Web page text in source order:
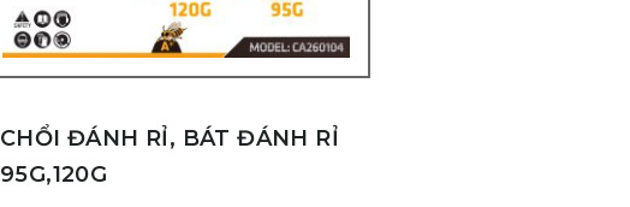
CHỔI ĐÁNH RỈ, BÁT ĐÁNH RỈ
95G,120G